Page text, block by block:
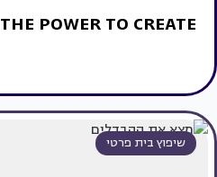
THE POWER TO CREATE
שיפוץ בית פרטי